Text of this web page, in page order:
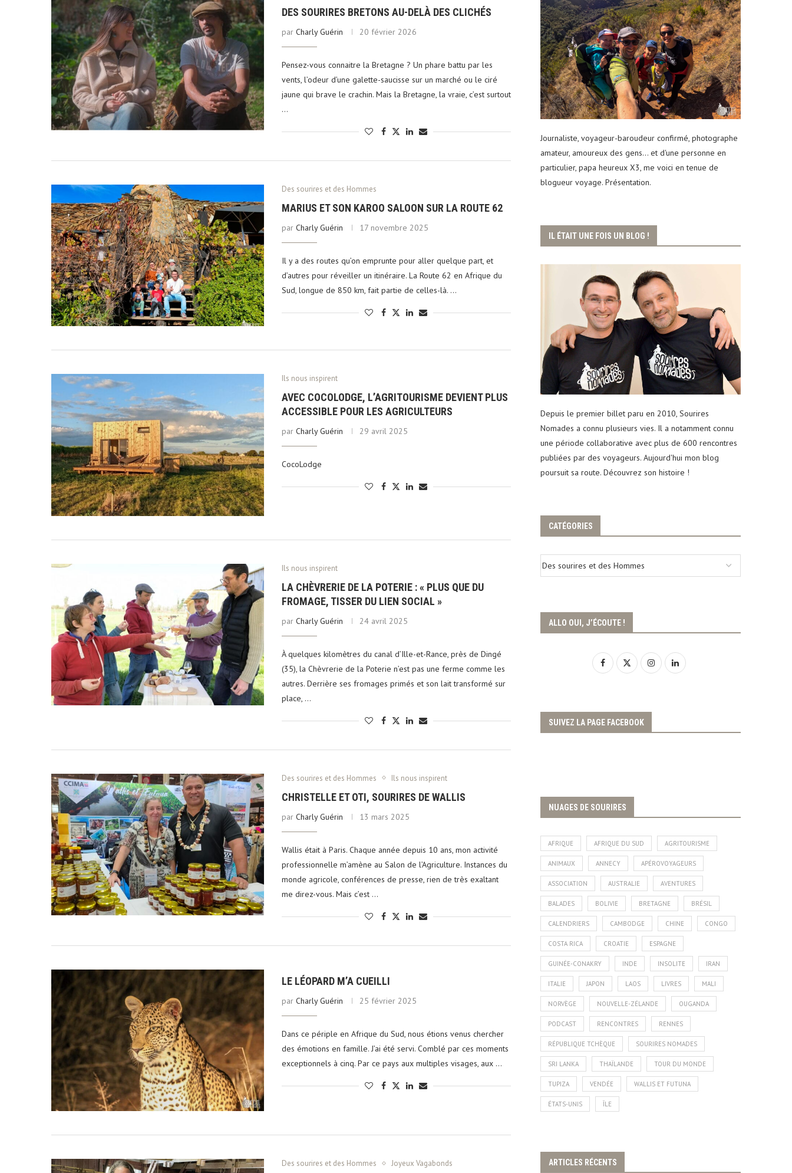
DES SOURIRES BRETONS AU-DELÀ DES CLICHÉS
par Charly Guérin 20 février 2026
Pensez-vous connaitre la Bretagne ? Un phare battu par les
vents, l’odeur d’une galette-saucisse sur un marché ou le ciré
jaune qui brave le crachin. Mais la Bretagne, la vraie, c’est surtout
…
Des sourires et des Hommes
MARIUS ET SON KAROO SALOON SUR LA ROUTE 62
par Charly Guérin 17 novembre 2025
Il y a des routes qu’on emprunte pour aller quelque part, et
d’autres pour réveiller un itinéraire. La Route 62 en Afrique du
Sud, longue de 850 km, fait partie de celles-là. …
Ils nous inspirent
AVEC COCOLODGE, L’AGRITOURISME DEVIENT PLUS
ACCESSIBLE POUR LES AGRICULTEURS
par Charly Guérin 29 avril 2025
CocoLodge
Ils nous inspirent
LA CHÈVRERIE DE LA POTERIE : « PLUS QUE DU
FROMAGE, TISSER DU LIEN SOCIAL »
par Charly Guérin 24 avril 2025
À quelques kilomètres du canal d’Ille-et-Rance, près de Dingé
(35), la Chèvrerie de la Poterie n’est pas une ferme comme les
autres. Derrière ses fromages primés et son lait transformé sur
place, …
Des sourires et des Hommes Ils nous inspirent
CHRISTELLE ET OTI, SOURIRES DE WALLIS
par Charly Guérin 13 mars 2025
Wallis était à Paris. Chaque année depuis 10 ans, mon activité
professionnelle m’amène au Salon de l’Agriculture. Instances du
monde agricole, conférences de presse, rien de très exaltant
me direz-vous. Mais c’est …
LE LÉOPARD M’A CUEILLI
par Charly Guérin 25 février 2025
Dans ce périple en Afrique du Sud, nous étions venus chercher
des émotions en famille. J’ai été servi. Comblé par ces moments
exceptionnels à cinq. Par ce pays aux multiples visages, aux …
Des sourires et des Hommes Joyeux Vagabonds
Journaliste, voyageur-baroudeur confirmé, photographe
amateur, amoureux des gens... et d'une personne en
particulier, papa heureux X3, me voici en tenue de
blogueur voyage. Présentation.
IL ÉTAIT UNE FOIS UN BLOG !
Depuis le premier billet paru en 2010, Sourires
Nomades a connu plusieurs vies. Il a notamment connu
une période collaborative avec plus de 600 rencontres
publiées par des voyageurs. Aujourd'hui mon blog
poursuit sa route. Découvrez son histoire !
CATÉGORIES
ALLO OUI, J’ÉCOUTE !
SUIVEZ LA PAGE FACEBOOK
NUAGES DE SOURIRES
AFRIQUE AFRIQUE DU SUD AGRITOURISME
ANIMAUX ANNECY APÉROVOYAGEURS
ASSOCIATION AUSTRALIE AVENTURES
BALADES BOLIVIE BRETAGNE BRÉSIL
CALENDRIERS CAMBODGE CHINE CONGO
COSTA RICA CROATIE ESPAGNE
GUINÉE-CONAKRY INDE INSOLITE IRAN
ITALIE JAPON LAOS LIVRES MALI
NORVÈGE NOUVELLE-ZÉLANDE OUGANDA
PODCAST RENCONTRES RENNES
RÉPUBLIQUE TCHÈQUE SOURIRES NOMADES
SRI LANKA THAÏLANDE TOUR DU MONDE
TUPIZA VENDÉE WALLIS ET FUTUNA
ÉTATS-UNIS ÎLE
ARTICLES RÉCENTS